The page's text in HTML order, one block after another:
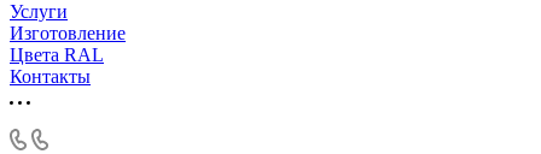
Услуги
Изготовление
Цвета RAL
Контакты